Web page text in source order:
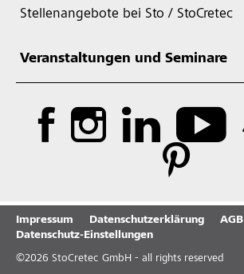
Stellenangebote bei Sto / StoCretec
Veranstaltungen und Seminare
Impressum Datenschutzerklärung
AGB
Datenschutz-Einstellungen
©2026 StoCretec GmbH - all rights reserved